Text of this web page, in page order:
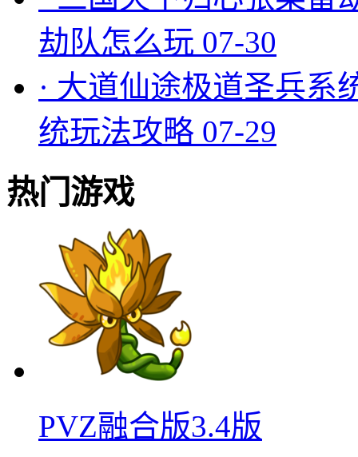
劫队怎么玩 07-30
· 大道仙途极道圣兵系
统玩法攻略 07-29
热门游戏
PVZ融合版3.4版